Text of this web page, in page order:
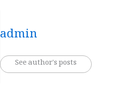
admin
See author's posts